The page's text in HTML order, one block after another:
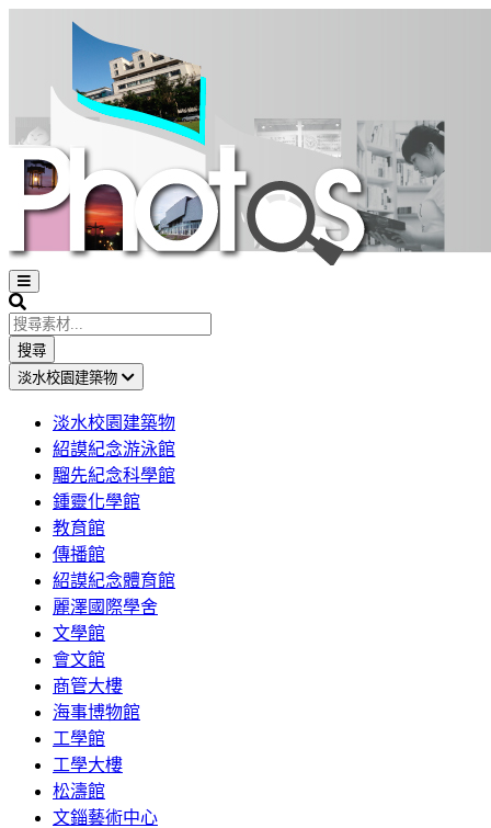
Open
sidebar
Search
搜尋
淡水校園建築物
淡水校園建築物
紹謨紀念游泳館
騮先紀念科學館
鍾靈化學館
教育館
傳播館
紹謨紀念體育館
麗澤國際學舍
文學館
會文館
商管大樓
海事博物館
工學館
工學大樓
松濤館
文錙藝術中心